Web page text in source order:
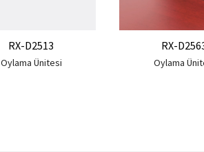
RX-D2513
Oylama Ünitesi
RX-
Oylama